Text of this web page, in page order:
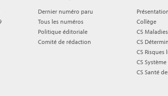
Collège
CS
CS
CS Risques
CS
CS Santé
Dernier numéro paru
Tous les numéros
Politique éditoriale
Comité de rédaction